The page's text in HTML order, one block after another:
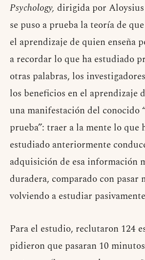
Psychology, dirigida por
se puso a prueba la teoría de
el aprendizaje de quien enseña
a recordar lo que ha estudiado
otras palabras, los
los beneficios en el aprendizaje
una manifestación del conocido
prueba”: traer a la mente lo que
estudiado anteriormente
adquisición de esa información
duradera, comparado con pasar
volviendo a estudiar
Para el estudio, reclutaron 124
pidieron que pasaran 10